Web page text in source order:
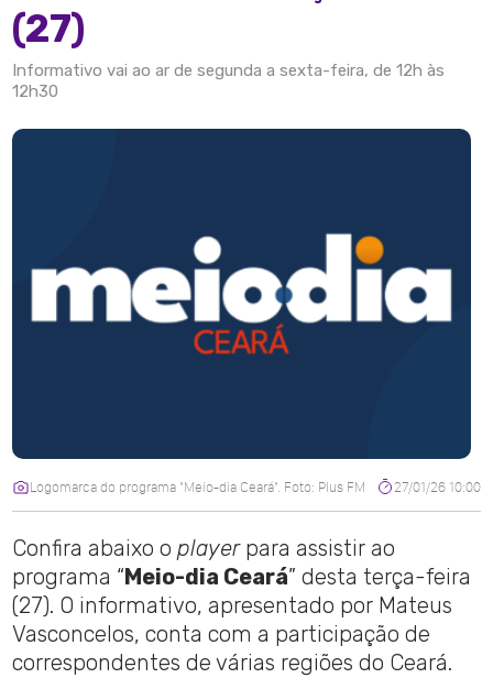
(27)
Informativo vai ao ar de segunda a sexta-feira, de 12h às
12h30
Logomarca do programa "Meio-dia Ceará". Foto: Plus FM 27/01/26 10:00
Confira abaixo oplayer para assistir ao
programa “ Meio-dia Ceará” desta terça-feira
(27). O informativo, apresentado por Mateus
Vasconcelos, conta com a participação de
correspondentes de várias regiões do Ceará.